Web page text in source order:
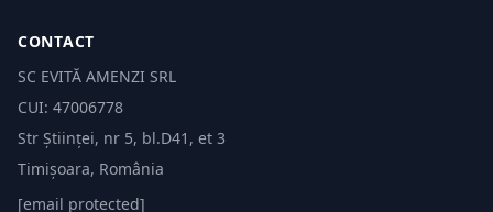
CONTACT
SC EVITĂ AMENZI SRL
CUI: 47006778
Str Științei, nr 5, bl.D41, et 3
Timișoara, România
[email protected]